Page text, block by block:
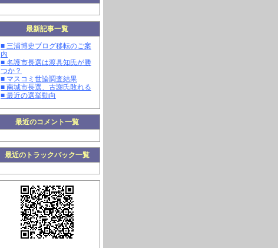
最新記事一覧
■ 三浦博史ブログ移転のご案
内
■ 名護市長選は渡具知氏が勝
つか？
■ マスコミ世論調査結果
■ 南城市長選、古謝氏敗れる
■ 最近の選挙動向
最近のコメント一覧
最近のトラックバック一覧